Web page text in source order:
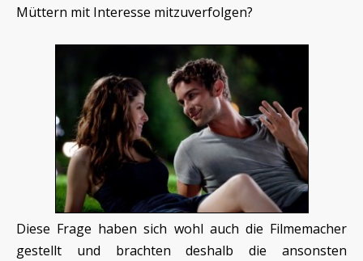
Müttern mit Interesse mitzuverfolgen?
Diese Frage haben sich wohl auch die Filmemacher
gestellt und brachten deshalb die ansonsten